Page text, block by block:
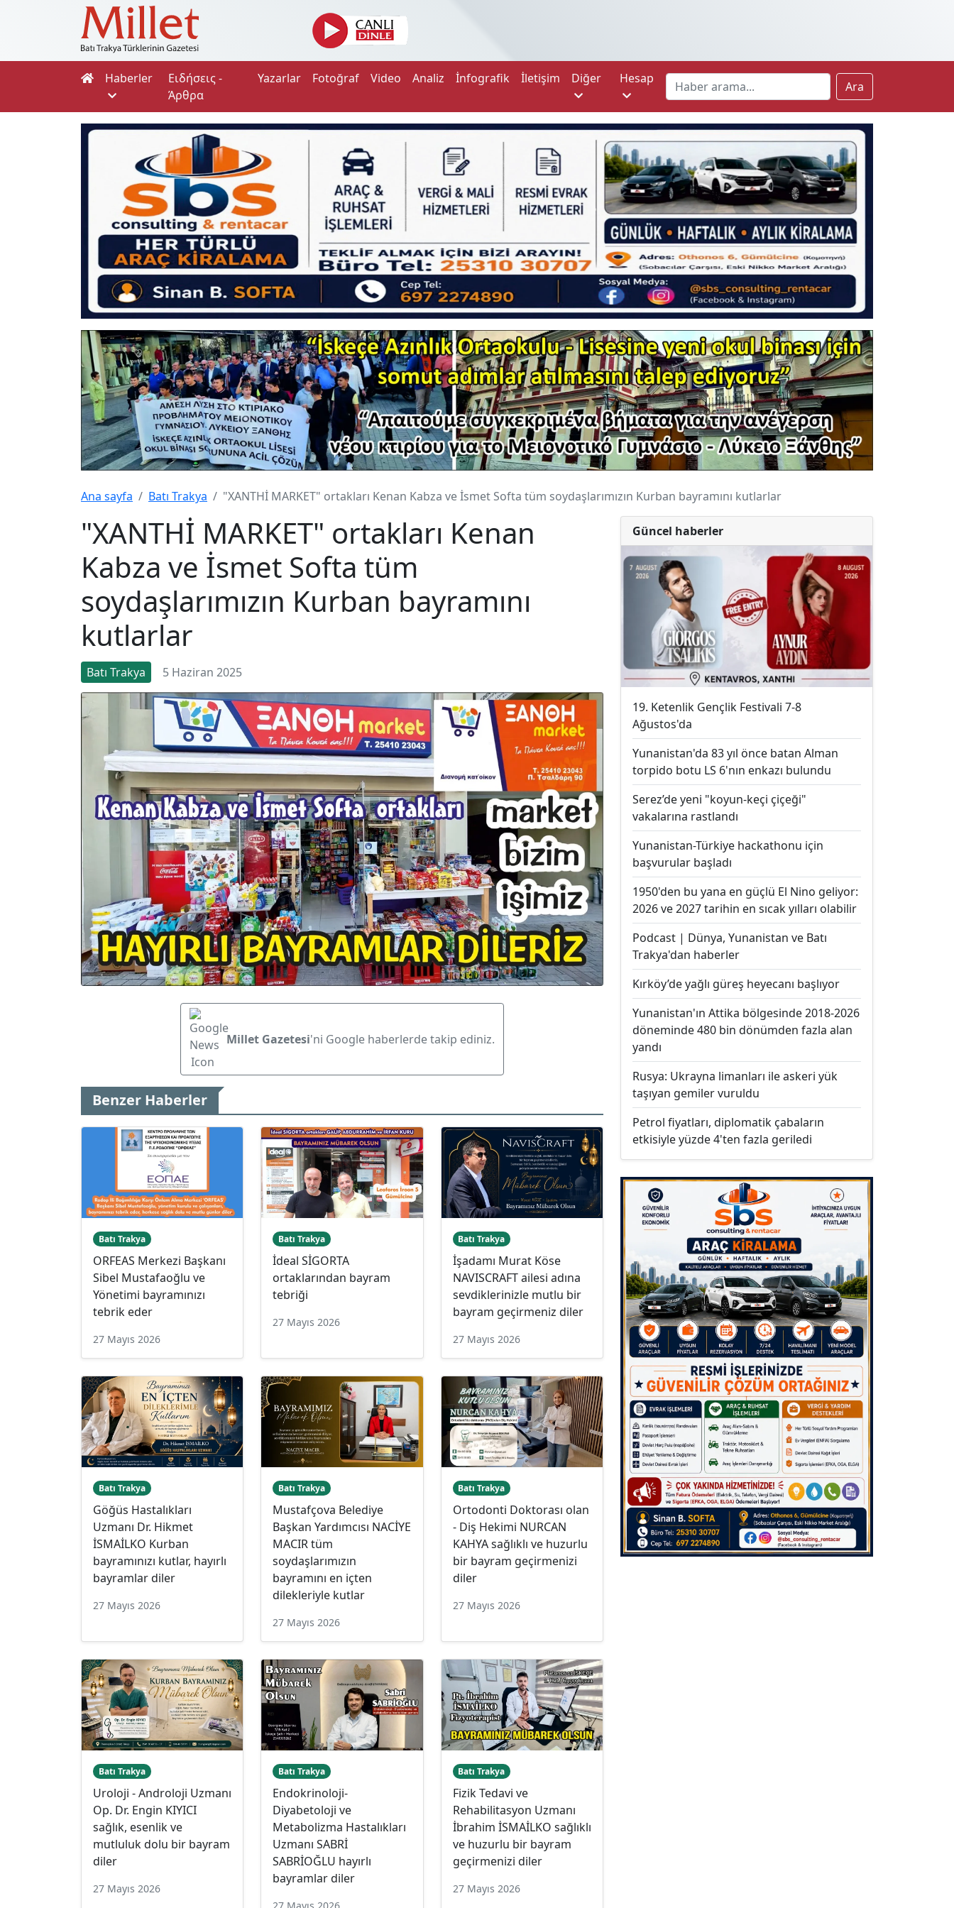
Haberler
Ειδήσεις -
Άρθρα
Yazarlar Fotoğraf Video Analiz İnfografik İletişim Diğer Hesap
Ara
Ana sayfa Batı Trakya "XANTHİ MARKET" ortakları Kenan Kabza ve İsmet Softa tüm soydaşlarımızın Kurban bayramını kutlarlar
"XANTHİ MARKET" ortakları Kenan
Kabza ve İsmet Softa tüm
soydaşlarımızın Kurban bayramını
kutlarlar
Batı Trakya 5 Haziran 2025
Millet Gazetesi'ni Google haberlerde takip ediniz.
Benzer Haberler
Batı Trakya
ORFEAS Merkezi Başkanı
Sibel Mustafaoğlu ve
Yönetimi bayramınızı
tebrik eder
27 Mayıs 2026
Batı Trakya
İdeal SİGORTA
ortaklarından bayram
tebriği
27 Mayıs 2026
Batı Trakya
İşadamı Murat Köse
NAVISCRAFT ailesi adına
sevdiklerinizle mutlu bir
bayram geçirmeniz diler
27 Mayıs 2026
Batı Trakya
Göğüs Hastalıkları
Uzmanı Dr. Hikmet
İSMAİLKO Kurban
bayramınızı kutlar, hayırlı
bayramlar diler
27 Mayıs 2026
Batı Trakya
Mustafçova Belediye
Başkan Yardımcısı NACİYE
MACIR tüm
soydaşlarımızın
bayramını en içten
dilekleriyle kutlar
27 Mayıs 2026
Batı Trakya
Ortodonti Doktorası olan
- Diş Hekimi NURCAN
KAHYA sağlıklı ve huzurlu
bir bayram geçirmenizi
diler
27 Mayıs 2026
Batı Trakya
Uroloji - Androloji Uzmanı
Op. Dr. Engin KIYICI
sağlık, esenlik ve
mutluluk dolu bir bayram
diler
27 Mayıs 2026
Batı Trakya
Endokrinoloji-
Diyabetoloji ve
Metabolizma Hastalıkları
Uzmanı SABRİ
SABRİOĞLU hayırlı
bayramlar diler
Batı Trakya
Fizik Tedavi ve
Rehabilitasyon Uzmanı
İbrahim İSMAİLKO sağlıklı
ve huzurlu bir bayram
geçirmenizi diler
27 Mayıs 2026
Güncel haberler
19. Ketenlik Gençlik Festivali 7-8
Ağustos'da
Yunanistan'da 83 yıl önce batan Alman
torpido botu LS 6'nın enkazı bulundu
Serez’de yeni "koyun-keçi çiçeği"
vakalarına rastlandı
Yunanistan-Türkiye hackathonu için
başvurular başladı
1950'den bu yana en güçlü El Nino geliyor:
2026 ve 2027 tarihin en sıcak yılları olabilir
Podcast | Dünya, Yunanistan ve Batı
Trakya'dan haberler
Kırköy’de yağlı güreş heyecanı başlıyor
Yunanistan'ın Attika bölgesinde 2018-2026
döneminde 480 bin dönümden fazla alan
yandı
Rusya: Ukrayna limanları ile askeri yük
taşıyan gemiler vuruldu
Petrol fiyatları, diplomatik çabaların
etkisiyle yüzde 4'ten fazla geriledi